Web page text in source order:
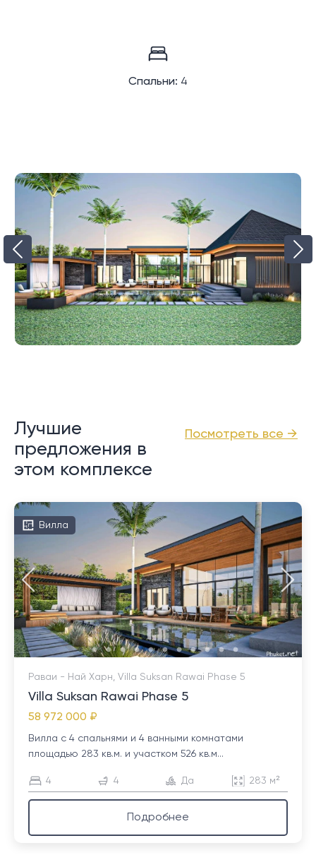
Спальни: 4
Посмотреть все →
Лучшие
предложения в
этом комплексе
Вилла
Раваи - Най Харн, Villa Suksan Rawai Phase 5
Villa Suksan Rawai Phase 5
58 972 000 ₽
Вилла с 4 спальнями и 4 ванными комнатами
площадью 283 кв.м. и участком 526 кв.м...
4 4 Да 283 м²
Подробнее